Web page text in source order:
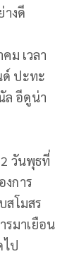
างดี
ม เวลา
ด์ ปะทะ
ล อีดูน่า
วันพุธที่
งการ
สโมสร
รมาเยือน
ไป